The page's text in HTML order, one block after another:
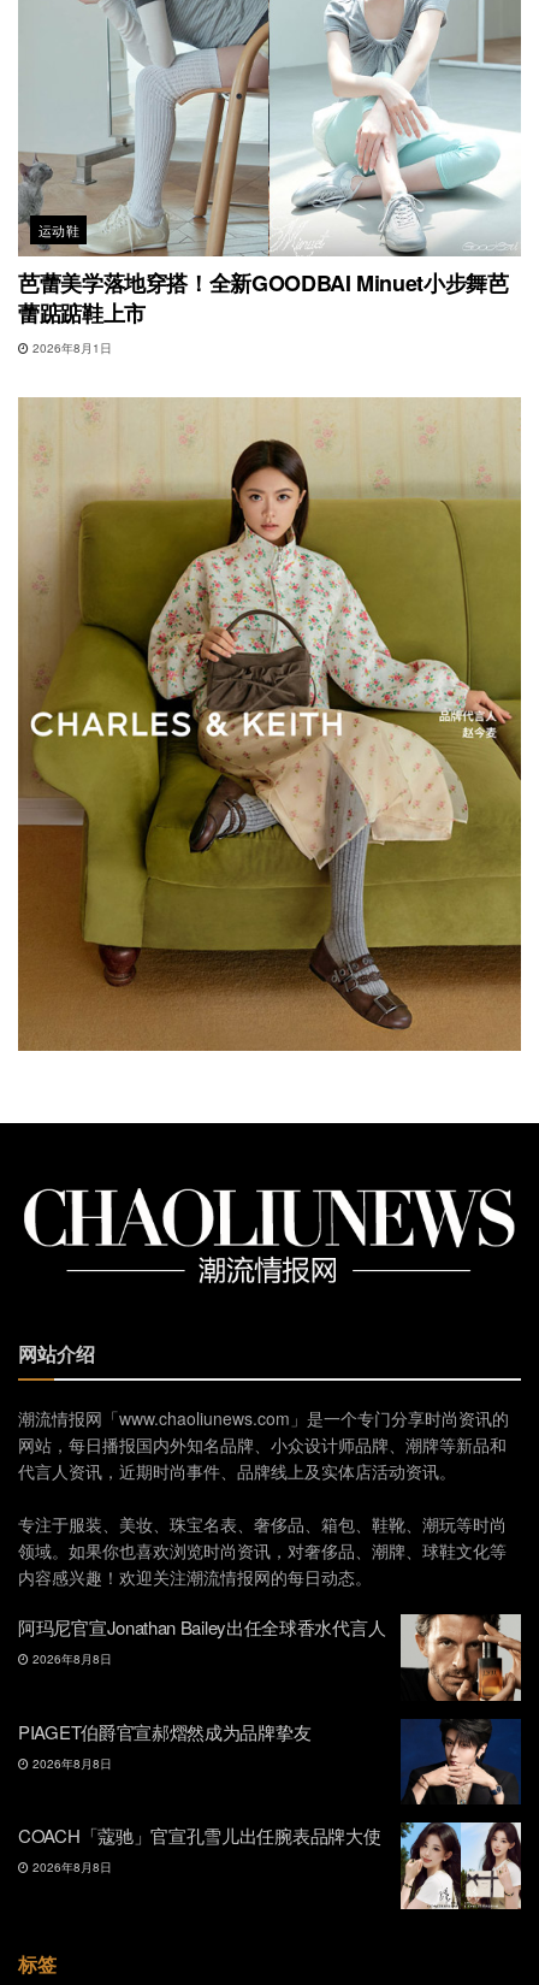
运动鞋
芭蕾美学落地穿搭！全新GOODBAI Minuet小步舞芭
蕾踮踮鞋上市
2026年8月1日
网站介绍
潮流情报网「www.chaoliunews.com」是一个专门分享时尚资讯的
网站，每日播报国内外知名品牌、小众设计师品牌、潮牌等新品和
代言人资讯，近期时尚事件、品牌线上及实体店活动资讯。
专注于服装、美妆、珠宝名表、奢侈品、箱包、鞋靴、潮玩等时尚
领域。如果你也喜欢浏览时尚资讯，对奢侈品、潮牌、球鞋文化等
内容感兴趣！欢迎关注潮流情报网的每日动态。
阿玛尼官宣Jonathan Bailey出任全球香水代言人
2026年8月8日
PIAGET伯爵官宣郝熠然成为品牌挚友
2026年8月8日
COACH「蔻驰」官宣孔雪儿出任腕表品牌大使
2026年8月8日
标签